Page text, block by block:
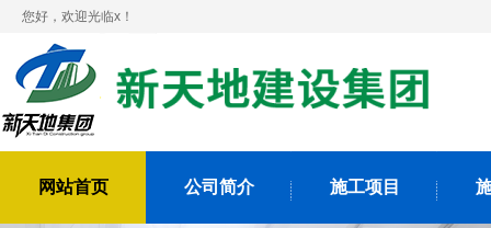
您好，欢迎光临x！
网站首页 公司简介 施工项目